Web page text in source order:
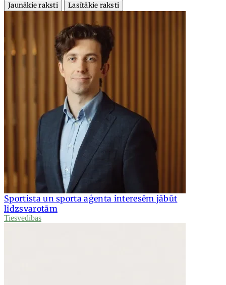
Jaunākie raksti
Lasītākie raksti
Sportista un sporta aģenta interesēm jābūt
līdzsvarotām
Tiesvedības